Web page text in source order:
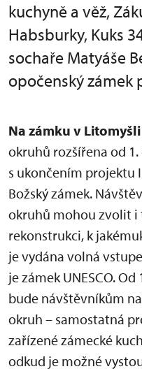
kuchyně a věž,
Habsburky, Kuks
sochaře Matyáše
opočenský zámek
Na zámku v Litomyšli
okruhů rozšířena od
s ukončením projektu
Božský zámek.
okruhů mohou zvolit i
rekonstrukci, k
je vydána volná
je zámek UNESCO.
bude návštěvníkům
okruh – samostatná
zařízené zámecké
odkud je možné